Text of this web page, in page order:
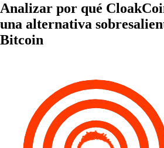
Analizar por qué
una alternativa
Bitcoin